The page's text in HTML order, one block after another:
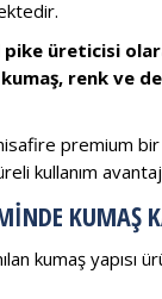
üreticisi
renk ve
premium
kullanım
KUMAŞ
kumaş yapısı